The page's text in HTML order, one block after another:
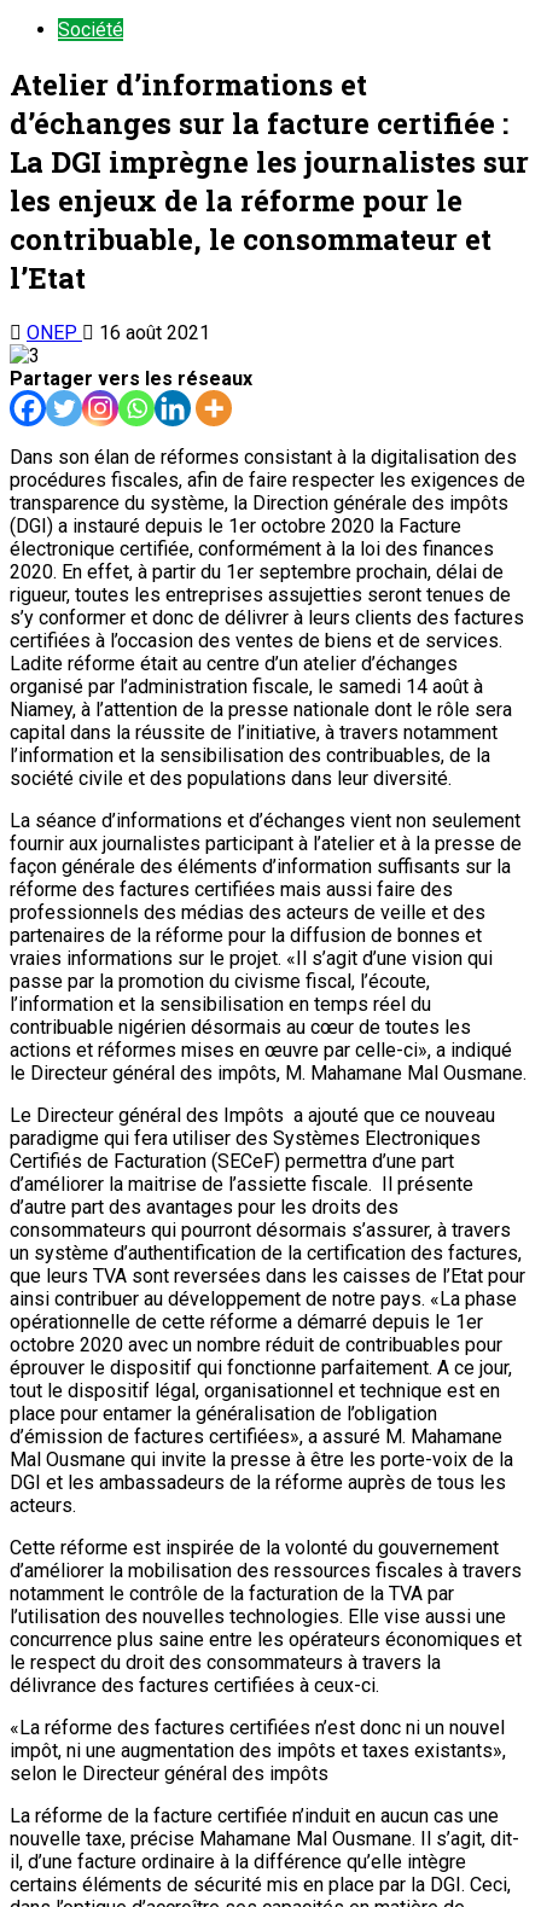
Société
Atelier d’informations et
d’échanges sur la facture certifiée :
La DGI imprègne les journalistes sur
les enjeux de la réforme pour le
contribuable, le consommateur et
l’Etat
ONEP
16 août 2021
Partager vers les réseaux
Dans son élan de réformes consistant à la digitalisation des
procédures fiscales, afin de faire respecter les exigences de
transparence du système, la Direction générale des impôts
(DGI) a instauré depuis le 1er octobre 2020 la Facture
électronique certifiée, conformément à la loi des finances
2020. En effet, à partir du 1er septembre prochain, délai de
rigueur, toutes les entreprises assujetties seront tenues de
s’y conformer et donc de délivrer à leurs clients des factures
certifiées à l’occasion des ventes de biens et de services.
Ladite réforme était au centre d’un atelier d’échanges
organisé par l’administration fiscale, le samedi 14 août à
Niamey, à l’attention de la presse nationale dont le rôle sera
capital dans la réussite de l’initiative, à travers notamment
l’information et la sensibilisation des contribuables, de la
société civile et des populations dans leur diversité.
La séance d’informations et d’échanges vient non seulement
fournir aux journalistes participant à l’atelier et à la presse de
façon générale des éléments d’information suffisants sur la
réforme des factures certifiées mais aussi faire des
professionnels des médias des acteurs de veille et des
partenaires de la réforme pour la diffusion de bonnes et
vraies informations sur le projet. «Il s’agit d’une vision qui
passe par la promotion du civisme fiscal, l’écoute,
l’information et la sensibilisation en temps réel du
contribuable nigérien désormais au cœur de toutes les
actions et réformes mises en œuvre par celle-ci», a indiqué
le Directeur général des impôts, M. Mahamane Mal Ousmane.
Le Directeur général des Impôts a ajouté que ce nouveau
paradigme qui fera utiliser des Systèmes Electroniques
Certifiés de Facturation (SECeF) permettra d’une part
d’améliorer la maitrise de l’assiette fiscale. Il présente
d’autre part des avantages pour les droits des
consommateurs qui pourront désormais s’assurer, à travers
un système d’authentification de la certification des factures,
que leurs TVA sont reversées dans les caisses de l’Etat pour
ainsi contribuer au développement de notre pays. «La phase
opérationnelle de cette réforme a démarré depuis le 1er
octobre 2020 avec un nombre réduit de contribuables pour
éprouver le dispositif qui fonctionne parfaitement. A ce jour,
tout le dispositif légal, organisationnel et technique est en
place pour entamer la généralisation de l’obligation
d’émission de factures certifiées», a assuré M. Mahamane
Mal Ousmane qui invite la presse à être les porte-voix de la
DGI et les ambassadeurs de la réforme auprès de tous les
acteurs.
Cette réforme est inspirée de la volonté du gouvernement
d’améliorer la mobilisation des ressources fiscales à travers
notamment le contrôle de la facturation de la TVA par
l’utilisation des nouvelles technologies. Elle vise aussi une
concurrence plus saine entre les opérateurs économiques et
le respect du droit des consommateurs à travers la
délivrance des factures certifiées à ceux-ci.
«La réforme des factures certifiées n’est donc ni un nouvel
impôt, ni une augmentation des impôts et taxes existants»,
selon le Directeur général des impôts
La réforme de la facture certifiée n’induit en aucun cas une
nouvelle taxe, précise Mahamane Mal Ousmane. Il s’agit, dit-
il, d’une facture ordinaire à la différence qu’elle intègre
certains éléments de sécurité mis en place par la DGI. Ceci,